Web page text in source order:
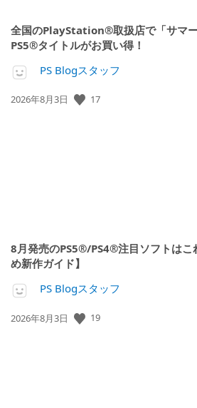
全国のPlayStation®取扱店で「サマ
PS5®タイトルがお買い得！
PS Blogスタッフ
公
2026年8月3日 17
8月発売のPS5®/PS4®注目ソフトはこ
め新作ガイド】
PS Blogスタッフ
公
2026年8月3日 19